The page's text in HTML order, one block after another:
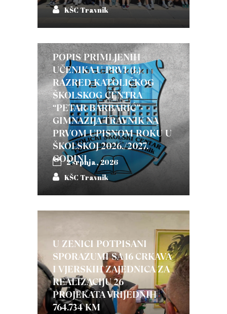
KŠC Travnik
POPIS PRIMLJENIH
UČENIKA U PRVI (I.)
RAZRED KATOLIČKOG
ŠKOLSKOG CENTRA
“PETAR BARBARIĆ”-
GIMNAZIJA TRAVNIK NA
PRVOM UPISNOM ROKU U
ŠKOLSKOJ 2026./2027.
GODINI
2 srpnja, 2026
KŠC Travnik
U ZENICI POTPISANI
SPORAZUMI SA 16 CRKAVA
I VJERSKIH ZAJEDNICA ZA
REALIZACIJU 26
PROJEKATA VRIJEDNIH
764.734 KM